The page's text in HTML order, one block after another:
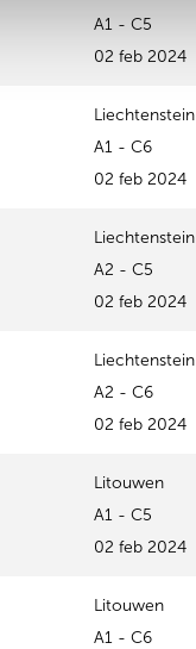
A1 - C5
02 feb 2024
Liechtenstein
A1 - C6
02 feb 2024
Liechtenstein
A2 - C5
02 feb 2024
Liechtenstein
A2 - C6
02 feb 2024
Litouwen
A1 - C5
02 feb 2024
Litouwen
A1 - C6